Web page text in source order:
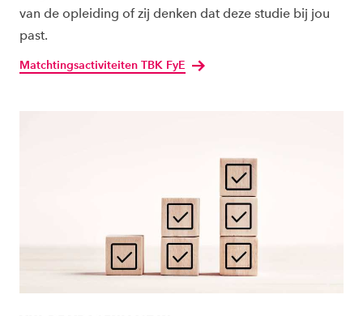
van de opleiding of zij denken dat deze studie bij jou
past.
Matchtingsactiviteiten TBK FyE